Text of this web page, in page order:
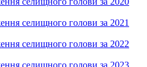
селищного голови за 2021
селищного голови за 2022
селищного голови за 2023